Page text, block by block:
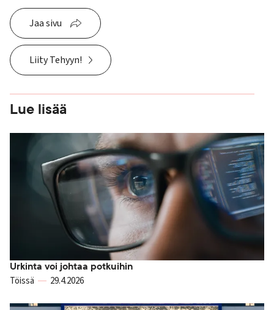
Jaa sivu
Liity Tehyyn!
Lue lisää
Urkinta voi johtaa potkuihin
Töissä 29.4.2026